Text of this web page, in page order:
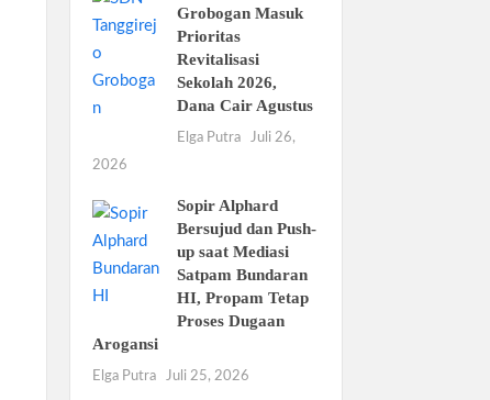
Grobogan Masuk
Prioritas
Revitalisasi
Sekolah 2026,
Dana Cair Agustus
Elga Putra
Juli 26,
2026
Sopir Alphard
Bersujud dan Push-
up saat Mediasi
Satpam Bundaran
HI, Propam Tetap
Proses Dugaan
Arogansi
Elga Putra Juli 25, 2026